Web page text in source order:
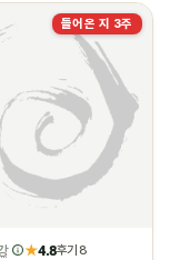
들어온 지 3주
★4.8후기 8